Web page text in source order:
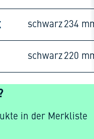
schwarz 234
schwarz 220
in der Merkliste